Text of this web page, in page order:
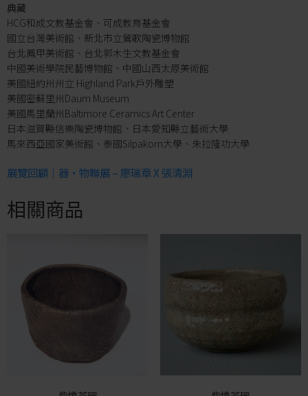
典藏
HCG和成文教基金會、可成教育基金會
國立台灣美術館、新北市立鶯歌陶瓷博物館
台北鳳甲美術館、台北郭木生文教基金會
中國美術學院民藝博物館、中國山西太原美術館
美國紐約州州立 Highland Park戶外雕塑
美國密蘇里州Daum Museum
美國馬里蘭州Baltimore Ceramics Art Center
日本滋賀縣信樂陶瓷博物館、日本愛知縣立藝術大學
馬來西亞國家美術館、泰國Silpakorn大學、朱拉隆功大學
展覽回顧｜器‧物聯展 – 廖瑞章 X 張清淵
相關商品